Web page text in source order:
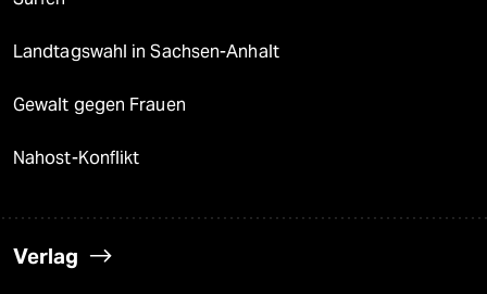
Landtagswahl in Sachsen-Anhalt
Gewalt gegen Frauen
Nahost-Konflikt
Verlag